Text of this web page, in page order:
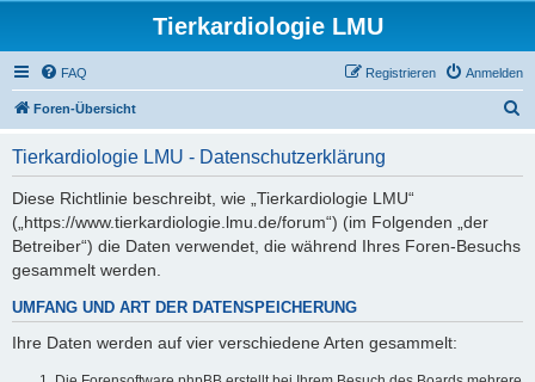
Tierkardiologie LMU
FAQ Anmelden
Registrieren
Foren-Übersicht
Tierkardiologie LMU - Datenschutzerklärung
Diese Richtlinie beschreibt, wie „Tierkardiologie LMU“
(„https://www.tierkardiologie.lmu.de/forum“) (im Folgenden „der
Betreiber“) die Daten verwendet, die während Ihres Foren-Besuchs
gesammelt werden.
UMFANG UND ART DER DATENSPEICHERUNG
Ihre Daten werden auf vier verschiedene Arten gesammelt: